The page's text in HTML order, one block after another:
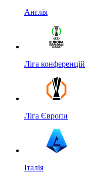
Англія
Ліга конференцій
Ліга Європи
Італія